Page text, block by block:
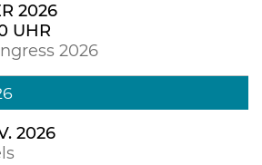
2026
UHR
2026
2026